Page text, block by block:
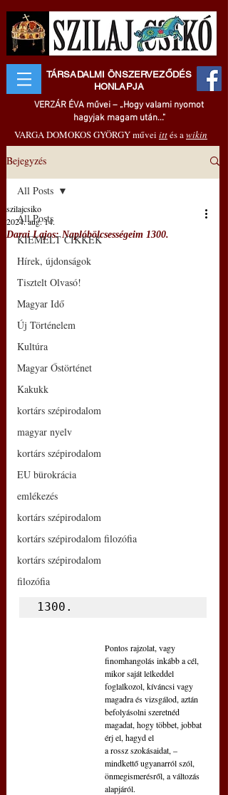
TÁRSADALMI ÖNSZERVEZŐDÉS
HONLAPJA
VERZÁR ÉVA művei – „Hogy valami nyomot
hagyjak magam után..."
VARGA DOMOKOS GYÖRGY művei ittés awikin
Bejegyzés
All Posts
KIEMELT CIKKEK
Hírek, újdonságok
Tisztelt Olvasó!
Magyar Idő
Új Történelem
Kultúra
Magyar Őstörténet
Kakukk
kortárs szépirodalom
magyar nyelv
kortárs szépirodalom
EU bürokrácia
emlékezés
kortárs szépirodalom
kortárs szépirodalom filozófia
kortárs szépirodalom
filozófia
All Posts
Darai Lajos: Naplóbölcsességeim 1300.
szilajcsiko
2024. aug. 14.
1300.
Pontos rajzolat, vagy
finomhangolás inkább a cél,
mikor saját lelkeddel
foglalkozol, kíváncsi vagy
magadra és vizsgálod, aztán
befolyásolni szeretnéd
magadat, hogy többet, jobbat
érj el, hagyd el
a rossz szokásaidat, –
mindkettő ugyanarról szól,
önmegismerésről, a változás
alapjáról.